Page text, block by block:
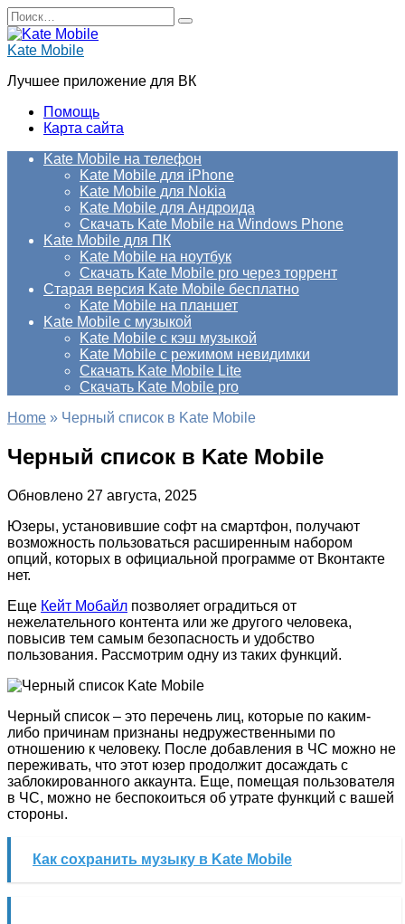
Перейти
к
содержанию
Search
for:
Kate Mobile
Лучшее приложение для ВК
Помощь
Карта сайта
Kate Mobile на телефон
Kate Mobile для iPhone
Kate Mobile для Nokia
Kate Mobile для Андроида
Скачать Kate Mobile на Windows Phone
Kate Mobile для ПК
Kate Mobile на ноутбук
Скачать Kate Mobile pro через торрент
Старая версия Kate Mobile бесплатно
Kate Mobile на планшет
Kate Mobile с музыкой
Kate Mobile с кэш музыкой
Kate Mobile с режимом невидимки
Скачать Kate Mobile Lite
Скачать Kate Mobile pro
Home » Черный список в Kate Mobile
Черный список в Kate Mobile
Обновлено 27 августа, 2025
Юзеры, установившие софт на смартфон, получают
возможность пользоваться расширенным набором
опций, которых в официальной программе от Вконтакте
нет.
Еще Кейт Мобайл позволяет оградиться от
нежелательного контента или же другого человека,
повысив тем самым безопасность и удобство
пользования. Рассмотрим одну из таких функций.
Черный список – это перечень лиц, которые по каким-
либо причинам признаны недружественными по
отношению к человеку. После добавления в ЧС можно не
переживать, что этот юзер продолжит досаждать с
заблокированного аккаунта. Еще, помещая пользователя
в ЧС, можно не беспокоиться об утрате функций с вашей
стороны.
Как сохранить музыку в Kate Mobile